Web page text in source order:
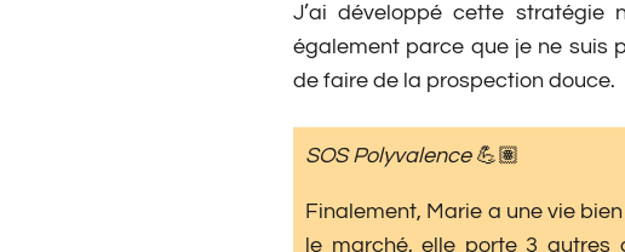
J’ai développé cette stratégie
également parce que je ne suis
de faire de la prospection douce.
SOS Polyvalence💪🏽
Finalement, Marie a une vie
le marché, elle porte 3 autres